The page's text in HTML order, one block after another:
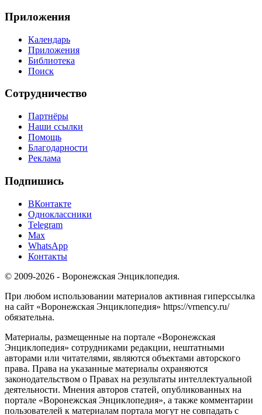
Приложения
Календарь
Приложения
Библиотека
Поиск
Сотрудничество
Партнёры
Наши ссылки
Помощь
Благодарности
Реклама
Подпишись
ВКонтакте
Одноклассники
Telegram
Max
WhatsApp
Контакты
© 2009-2026 - Воронежская Энциклопедия.
При любом использовании материалов активная гиперссылка
на сайт «Воронежская Энциклопедия» https://vrnency.ru/
обязательна.
Материалы, размещенные на портале «Воронежская
Энциклопедия» сотрудниками редакции, нештатными
авторами или читателями, являются объектами авторского
права. Права на указанные материалы охраняются
законодательством о Правах на результаты интеллектуальной
деятельности. Мнения авторов статей, опубликованных на
портале «Воронежская Энциклопедия», а также комментарии
пользователей к материалам портала могут не совпадать с